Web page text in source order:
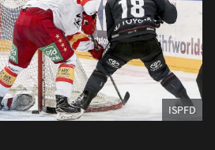
ISPFD